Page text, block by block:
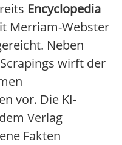
Encyclopedia
Merriam-Webster
Neben
wirft der
vor. Die KI-
Verlag
Fakten